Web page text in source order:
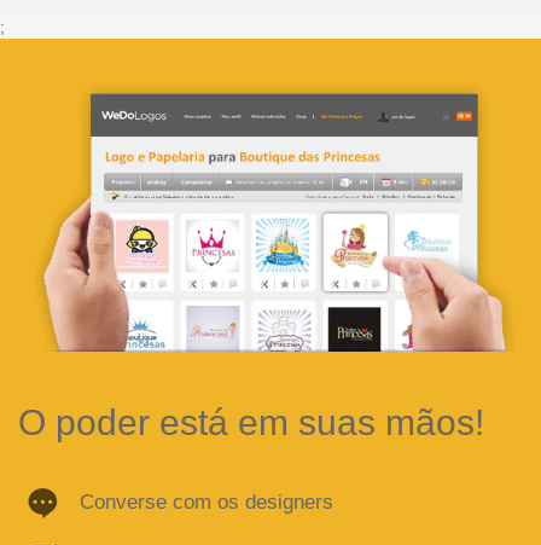
;
O poder está em suas mãos!
Converse com os designers